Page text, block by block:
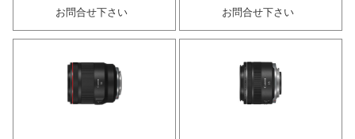
お問合せ下さい
お問合せ下さい